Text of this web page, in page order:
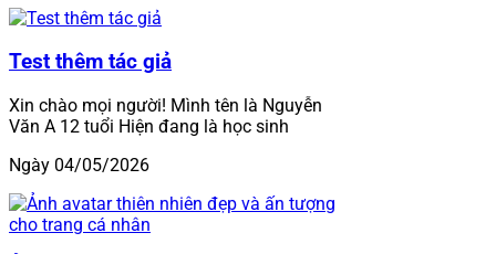
Test thêm tác giả
Xin chào mọi người! Mình tên là Nguyễn
Văn A 12 tuổi Hiện đang là học sinh
Ngày 04/05/2026